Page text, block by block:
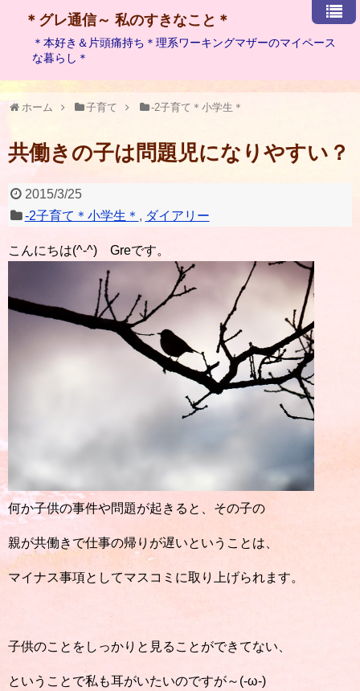
＊グレ通信～ 私のすきなこと＊
＊本好き＆片頭痛持ち＊理系ワーキングマザーのマイペース
な暮らし＊
ホーム 子育て -2子育て＊小学生＊
共働きの子は問題児になりやすい？
2015/3/25
-2子育て＊小学生＊ , ダイアリー
こんにちは(^-^) Greです。
何か子供の事件や問題が起きると、その子の
親が共働きで仕事の帰りが遅いということは、
マイナス事項としてマスコミに取り上げられます。
子供のことをしっかりと見ることができてない、
ということで私も耳がいたいのですが～(-ω-)